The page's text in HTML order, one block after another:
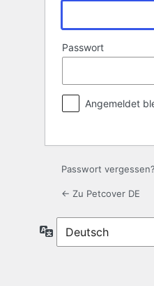
Passwort
Angemeldet
Passwort vergessen?
← Zu Petcover DE
Sprache